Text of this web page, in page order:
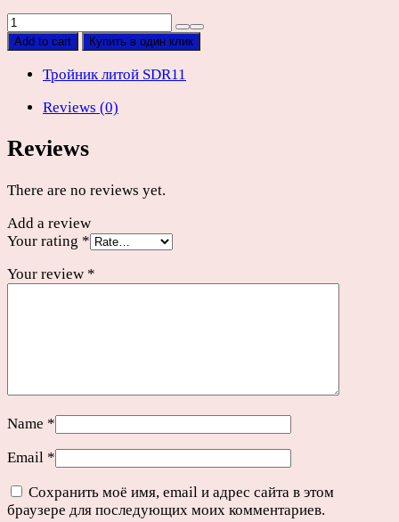
Тройник
литой
SDR11
quantity
Add to cart Купить в один клик
Тройник литой SDR11
Reviews (0)
Reviews
There are no reviews yet.
Add a review
Your rating *
Your review *
Name *
Email *
Сохранить моё имя, email и адрес сайта в этом
браузере для последующих моих комментариев.